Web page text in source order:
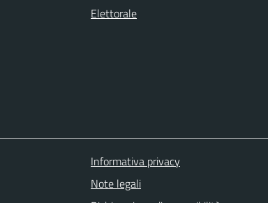
Elettorale
Informativa privacy
Note legali